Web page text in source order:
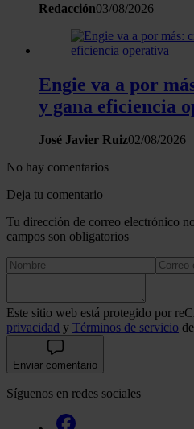
Redacción03/08/2026
Engie va a por
y gana eficiencia
José Javier Ruiz02/08/2026
No hay comentarios
Deja tu comentario
Tu dirección de correo electrónico
campos son obligatorios
Este sitio web está protegido por
privacidad y Términos de servicio
Enviar comentario
Síguenos en redes sociales